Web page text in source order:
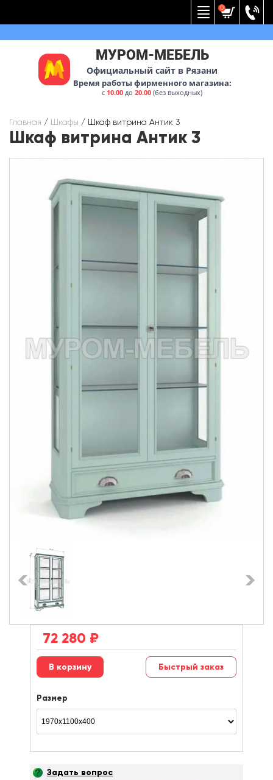
0
МУРОМ-МЕБЕЛЬ
Официальный сайт в Рязани
Время работы фирменного магазина:
с 10.00 до20.00 (без выходных)
Главная / Шкафы / Шкаф витрина Антик 3
Шкаф витрина Антик 3
72 280 ₽
Быстрый заказ
Размер
Задать вопрос